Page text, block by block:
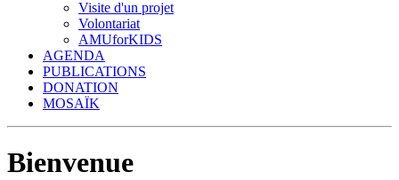
Visite d'un projet
Volontariat
AMUforKIDS
AGENDA
PUBLICATIONS
DONATION
MOSAÏK
Bienvenue